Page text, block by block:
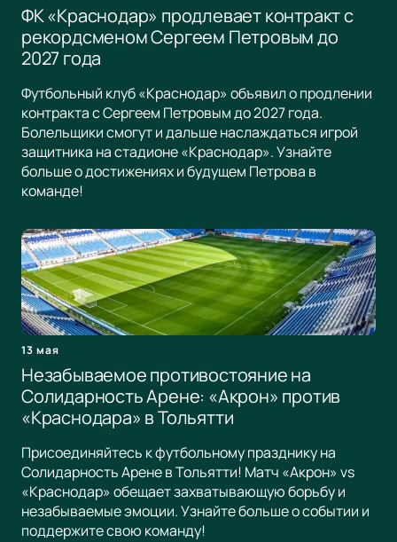
ФК «Краснодар» продлевает контракт с
рекордсменом Сергеем Петровым до
2027 года
Футбольный клуб «Краснодар» объявил о продлении
контракта с Сергеем Петровым до 2027 года.
Болельщики смогут и дальше наслаждаться игрой
защитника на стадионе «Краснодар». Узнайте
больше о достижениях и будущем Петрова в
команде!
13 мая
Незабываемое противостояние на
Солидарность Арене: «Акрон» против
«Краснодара» в Тольятти
Присоединяйтесь к футбольному празднику на
Солидарность Арене в Тольятти! Матч «Акрон» vs
«Краснодар» обещает захватывающую борьбу и
незабываемые эмоции. Узнайте больше о событии и
поддержите свою команду!